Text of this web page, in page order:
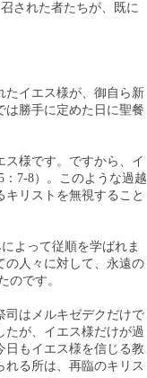
された者たちが、既に
たイエス様が、御自ら新
は勝手に定めた日に聖餐
様です。ですから、イ
7-8）。このような過越
リストを無視すること
よって従順を学ばれま
の人々に対して、永遠の
のです。
司はメルキゼデクだけで
たが、イエス様だけが過
日もイエス様を信じる教
る所は、再臨のキリス